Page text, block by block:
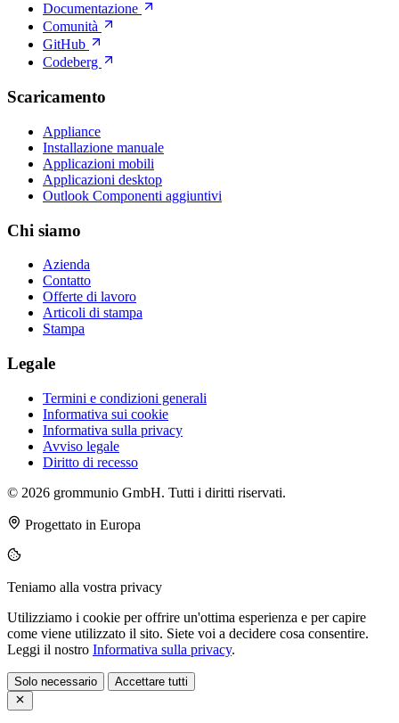
Documentazione
Comunità
GitHub
Codeberg
Scaricamento
Appliance
Installazione manuale
Applicazioni mobili
Applicazioni desktop
Outlook Componenti aggiuntivi
Chi siamo
Azienda
Contatto
Offerte di lavoro
Articoli di stampa
Stampa
Legale
Termini e condizioni generali
Informativa sui cookie
Informativa sulla privacy
Avviso legale
Diritto di recesso
© 2026 grommunio GmbH. Tutti i diritti riservati.
Progettato in Europa
Teniamo alla vostra privacy
Utilizziamo i cookie per offrire un'ottima esperienza e per capire
come viene utilizzato il sito. Siete voi a decidere cosa consentire.
Leggi il nostro Informativa sulla privacy.
Solo necessario Accettare tutti